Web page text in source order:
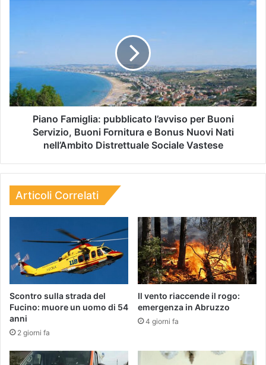
Piano Famiglia: pubblicato l’avviso per Buoni
Servizio, Buoni Fornitura e Bonus Nuovi Nati
nell’Ambito Distrettuale Sociale Vastese
Articoli Correlati
Scontro sulla strada del
Fucino: muore un uomo di 54
anni
2 giorni fa
Il vento riaccende il rogo:
emergenza in Abruzzo
4 giorni fa